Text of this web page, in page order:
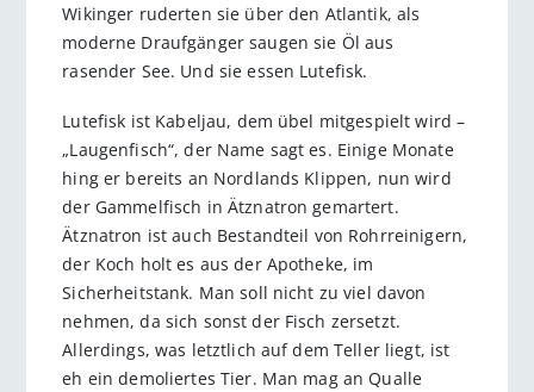
Wikinger ruderten sie über den Atlantik, als
moderne Draufgänger saugen sie Öl aus
rasender See. Und sie essen Lutefisk.
Lutefisk ist Kabeljau, dem übel mitgespielt wird –
„Laugenfisch“, der Name sagt es. Einige Monate
hing er bereits an Nordlands Klippen, nun wird
der Gammelfisch in Ätznatron gemartert.
Ätznatron ist auch Bestandteil von Rohrreinigern,
der Koch holt es aus der Apotheke, im
Sicherheitstank. Man soll nicht zu viel davon
nehmen, da sich sonst der Fisch zersetzt.
Allerdings, was letztlich auf dem Teller liegt, ist
eh ein demoliertes Tier. Man mag an Qualle